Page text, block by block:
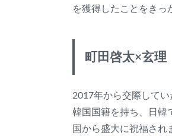
を獲得したことをきっ
町田啓太×玄理
2017年から交際して
韓国国籍を持ち、日韓
国から盛大に祝福され